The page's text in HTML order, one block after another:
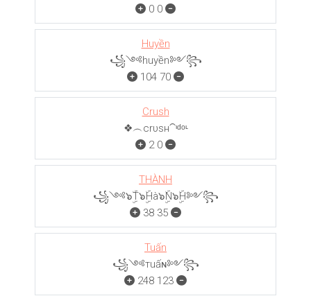
0 0
Huyền
꧁༺huyền༻꧂
104 70
Crush
❖︵crυѕн⁀ᶦᵈᵒᶫ
2 0
THÀNH
꧁༺๖ۣۜT๖ۣۜHà๖ۣۜN๖ۣۜH༻꧂
38 35
Tuấn
꧁༺тuấɴ༻꧂
248 123